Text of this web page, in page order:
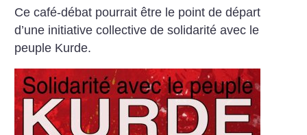
Ce café-débat pourrait être le point de départ
d’une initiative collective de solidarité avec le
peuple Kurde.